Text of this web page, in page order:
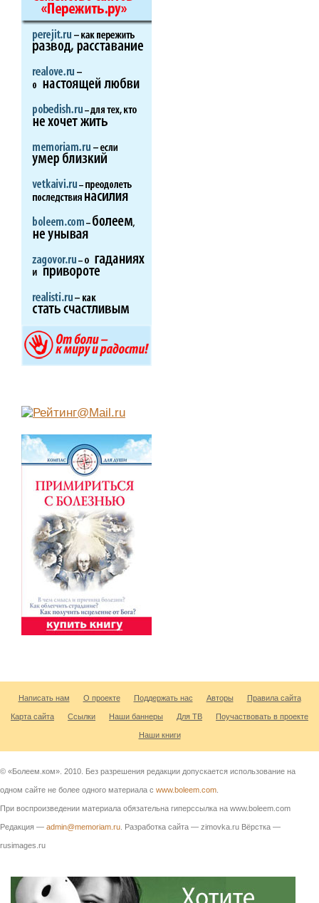
Написать нам О проекте Поддержать нас Авторы Правила сайта
Карта сайта Ссылки Наши баннеры Для ТВ Поучаствовать в проекте
Наши книги
© «Болеем.ком». 2010. Без разрешения редакции допускается использование на
одном сайте не более одного материала с www.boleem.com
При воспроизведении материала обязательна гиперссылка на www.boleem.com
Редакция — admin@memoriam.ru . Разработка сайта — zimovka.ru Вёрстка —
rusimages.ru